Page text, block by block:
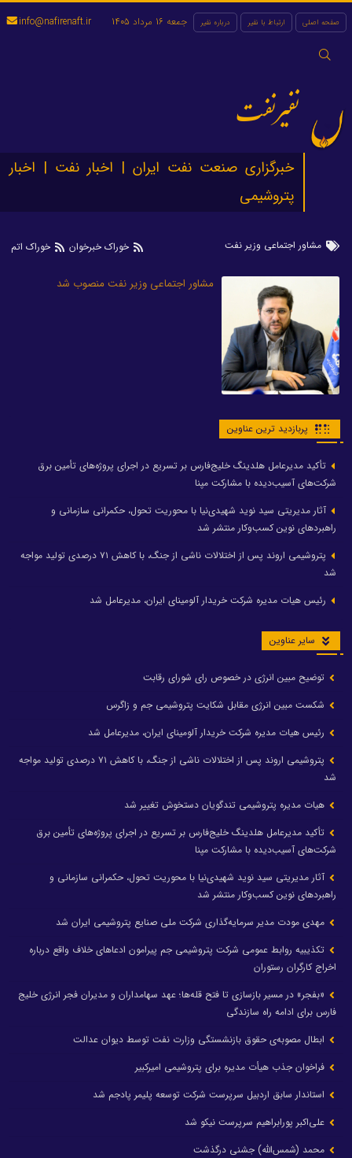
صفحه اصلی ارتباط با نفیر درباره نفیر
جستجو
جمعه 16 مرداد 1405 info@nafirenaft.ir
نفیرنفت
خبرگزاری صنعت نفت ایران | اخبار نفت | اخبار
پتروشیمی
مشاور اجتماعی وزیر نفت خوراک خبرخوان خوراک اتم
مشاور اجتماعی وزیر نفت منصوب شد
پربازدید ترین عناوین
تأکید مدیرعامل هلدینگ خلیج‌فارس بر تسریع در اجرای پروژه‌های تأمین برق
شرکت‌های آسیب‌دیده با مشارکت مپنا
آثار مدیریتی سید نوید شهیدی‌نیا با محوریت تحول، حکمرانی سازمانی و
راهبردهای نوین کسب‌وکار منتشر شد
پتروشیمی اروند پس از اختلالات ناشی از جنگ، با کاهش ۷۱ درصدی تولید مواجه
شد
رئیس هیات مدیره شرکت خریدار آلومینای ایران، مدیرعامل شد
سایر عناوین
توضیح مبین انرژی در خصوص رای شورای رقابت
شکست مبین انرژی مقابل شکایت پتروشیمی جم و زاگرس
رئیس هیات مدیره شرکت خریدار آلومینای ایران، مدیرعامل شد
پتروشیمی اروند پس از اختلالات ناشی از جنگ، با کاهش ۷۱ درصدی تولید مواجه
شد
هیات مدیره پتروشیمی تندگویان دستخوش تغییر شد
تأکید مدیرعامل هلدینگ خلیج‌فارس بر تسریع در اجرای پروژه‌های تأمین برق
شرکت‌های آسیب‌دیده با مشارکت مپنا
آثار مدیریتی سید نوید شهیدی‌نیا با محوریت تحول، حکمرانی سازمانی و
راهبردهای نوین کسب‌وکار منتشر شد
مهدی مودت مدیر سرمایه‌گذاری شرکت ملی صنایع پتروشیمی ایران شد
تکذیبیه روابط عمومی شرکت پتروشیمی جم پیرامون ادعاهای خلاف واقع درباره
اخراج کارگران رستوران
«بفجر» در مسیر بازسازی تا فتح قله‌ها؛ عهد سهامداران و مدیران فجر انرژی خلیج
فارس برای ادامه راه سازندگی
ابطال مصوبه‌ی حقوق بازنشستگی وزارت نفت توسط دیوان عدالت
فراخوان جذب هیأت مدیره برای پتروشیمی امیرکبیر
استاندار سابق اردبیل سرپرست شرکت توسعه پلیمر پادجم شد
علی‌اکبر پورابراهیم سرپرست نیکو شد
محمد (شمس‌الله) جشنی درگذشت